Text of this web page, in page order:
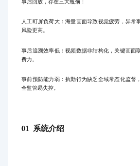
事后回放，存在三大瓶颈：
人工盯屏负荷大：海量画面导致视觉疲劳，异常
风险更高。
事后追溯效率低：视频数据非结构化，关键画面
费力。
事前预防能力弱：执勤行为缺乏全域常态化监督
全监管易失控。
01 系统介绍